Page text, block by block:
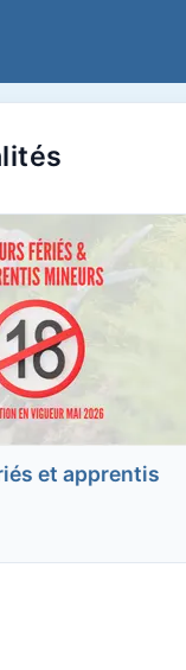
et apprentis